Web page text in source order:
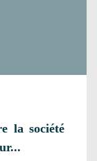
la société